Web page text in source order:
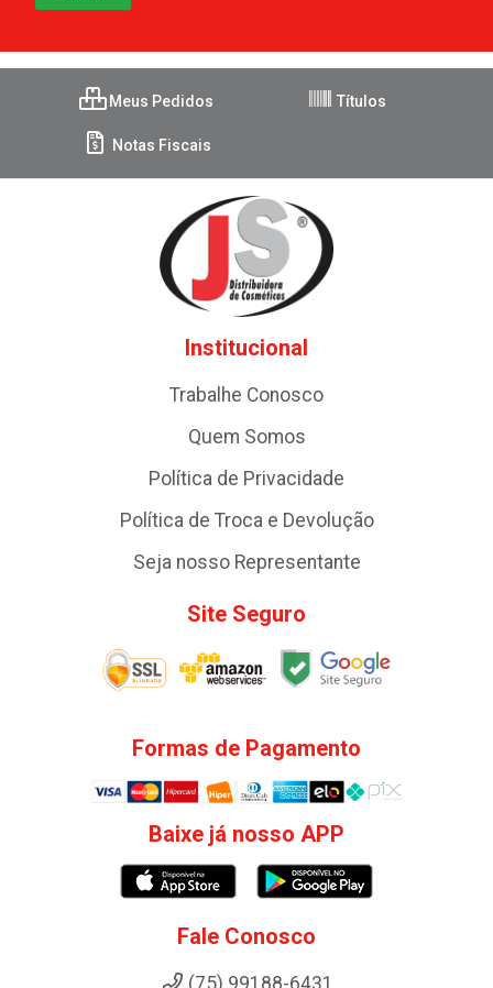
Meus Pedidos Títulos
Notas Fiscais
Institucional
Trabalhe Conosco
Quem Somos
Política de Privacidade
Política de Troca e Devolução
Seja nosso Representante
Site Seguro
Formas de Pagamento
Baixe já nosso APP
Fale Conosco